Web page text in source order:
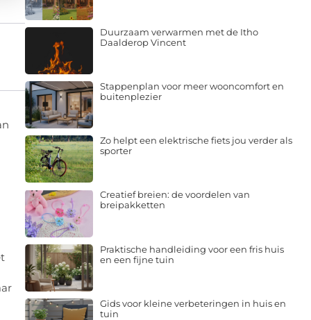
Duurzaam verwarmen met de Itho
Daalderop Vincent
Stappenplan voor meer wooncomfort en
buitenplezier
Zo helpt een elektrische fiets jou verder als
sporter
Creatief breien: de voordelen van
breipakketten
Praktische handleiding voor een fris huis
en een fijne tuin
Gids voor kleine verbeteringen in huis en
tuin